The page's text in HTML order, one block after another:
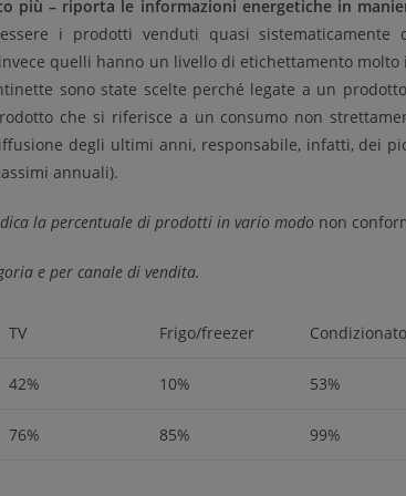
più – riporta le informazioni energetiche in
i prodotti venduti quasi sistematicamente
quelli hanno un livello di etichettamento
sono state scelte perché legate a un
che si riferisce a un consumo non
degli ultimi anni, responsabile, infatti, dei
annuali).
la percentuale di prodotti in vario modo non
e per canale di vendita.
TV Frigo/freezer
42% 10% 53%
76% 85% 99%